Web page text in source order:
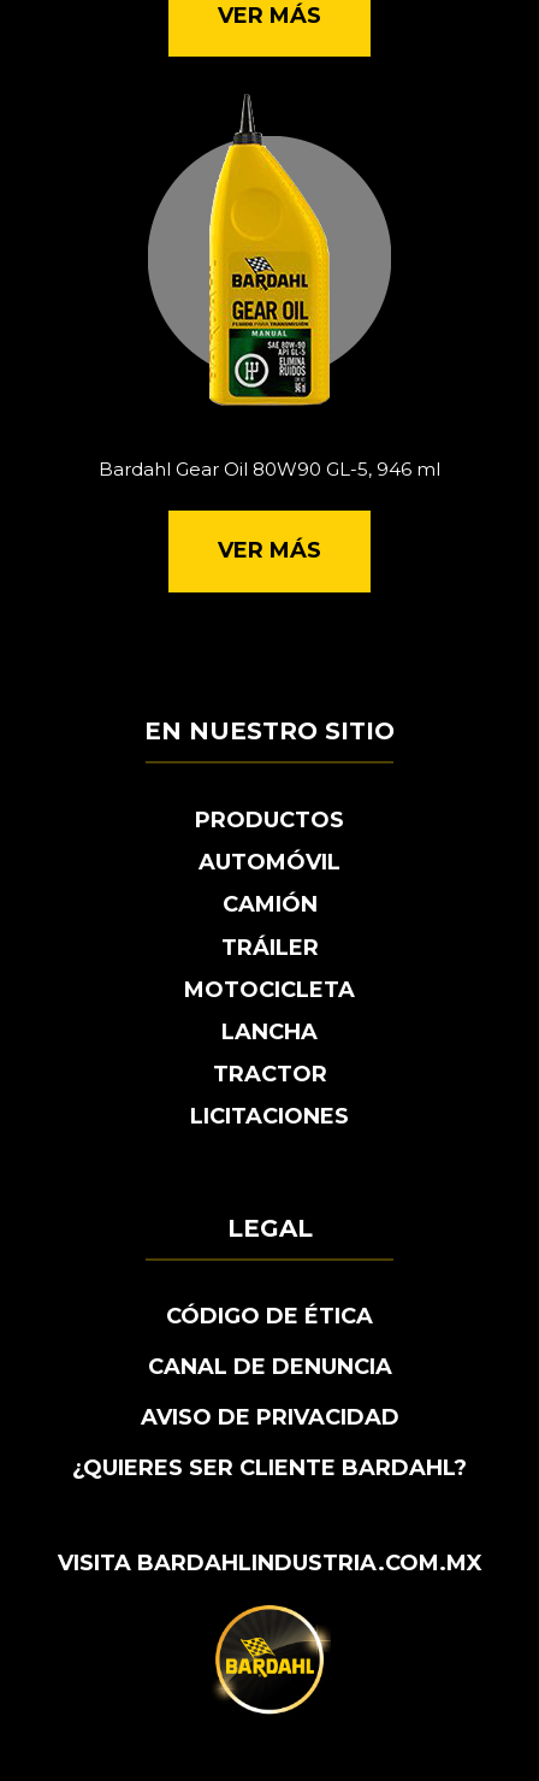
VER MÁS
Bardahl Gear Oil 80W90 GL-5, 946 ml
VER MÁS
EN NUESTRO SITIO
PRODUCTOS
AUTOMÓVIL
CAMIÓN
TRÁILER
MOTOCICLETA
LANCHA
TRACTOR
LICITACIONES
LEGAL
CÓDIGO DE ÉTICA
CANAL DE DENUNCIA
AVISO DE PRIVACIDAD
¿QUIERES SER CLIENTE BARDAHL?
VISITA BARDAHLINDUSTRIA.COM.MX